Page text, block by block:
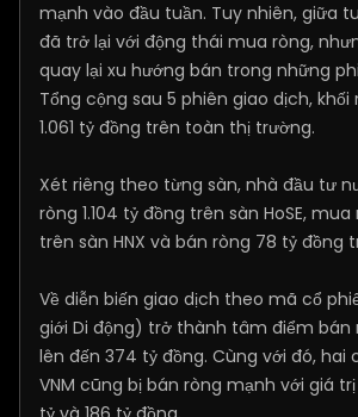
mạnh vào đầu tuần. Tuy nhiên, giữa
đã trở lại với động thái mua ròng,
quay lại xu hướng bán trong những
Tổng cộng sau 5 phiên giao dịch, khối
1.061 tỷ đồng trên toàn thị trường.
Xét riêng theo từng sàn, nhà đầu tư
ròng 1.104 tỷ đồng trên sàn HoSE, mua
trên sàn HNX và bán ròng 78 tỷ đồng
Về diễn biến giao dịch theo mã cổ
giới Di động) trở thành tâm điểm bán
lên đến 374 tỷ đồng. Cùng với đó, hai
VNM cũng bị bán ròng mạnh với giá